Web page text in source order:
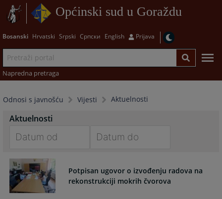
Općinski sud u Goraždu
Bosanski Hrvatski Srpski Српски English Prijava
Napredna pretraga
Odnosi s javnošću Vijesti Aktuelnosti
Aktuelnosti
forward
to
interact
to
interact
Potpisan ugovor o izvođenju radova na
rekonstrukciji mokrih čvorova